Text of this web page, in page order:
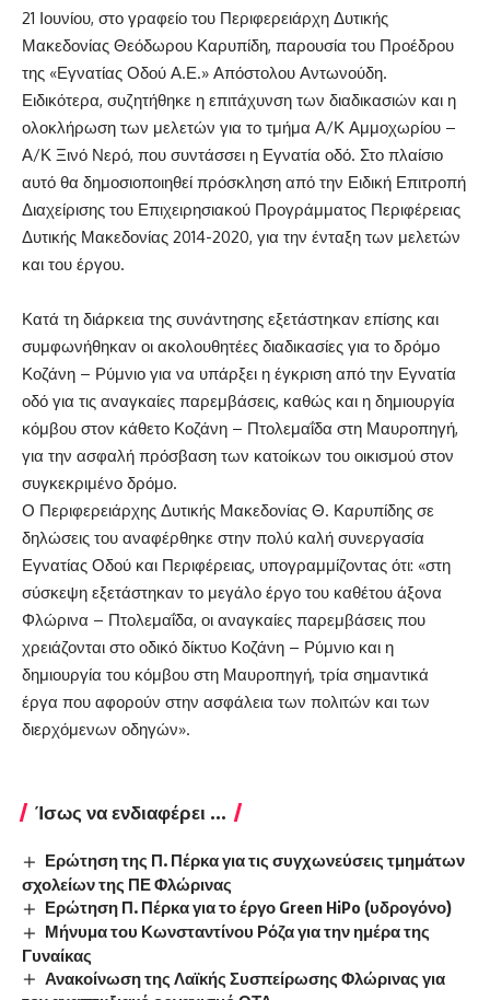
21 Ιουνίου, στο γραφείο του Περιφερειάρχη Δυτικής
Μακεδονίας Θεόδωρου Καρυπίδη, παρουσία του Προέδρου
της «Εγνατίας Οδού Α.Ε.» Απόστολου Αντωνούδη.
Ειδικότερα, συζητήθηκε η επιτάχυνση των διαδικασιών και η
ολοκλήρωση των μελετών για το τμήμα Α/Κ Αμμοχωρίου –
Α/Κ Ξινό Νερό, που συντάσσει η Εγνατία οδό. Στο πλαίσιο
αυτό θα δημοσιοποιηθεί πρόσκληση από την Ειδική Επιτροπή
Διαχείρισης του Επιχειρησιακού Προγράμματος Περιφέρειας
Δυτικής Μακεδονίας 2014-2020, για την ένταξη των μελετών
και του έργου.
Κατά τη διάρκεια της συνάντησης εξετάστηκαν επίσης και
συμφωνήθηκαν οι ακολουθητέες διαδικασίες για το δρόμο
Κοζάνη – Ρύμνιο για να υπάρξει η έγκριση από την Εγνατία
οδό για τις αναγκαίες παρεμβάσεις, καθώς και η δημιουργία
κόμβου στον κάθετο Κοζάνη – Πτολεμαΐδα στη Μαυροπηγή,
για την ασφαλή πρόσβαση των κατοίκων του οικισμού στον
συγκεκριμένο δρόμο.
Ο Περιφερειάρχης Δυτικής Μακεδονίας Θ. Καρυπίδης σε
δηλώσεις του αναφέρθηκε στην πολύ καλή συνεργασία
Εγνατίας Οδού και Περιφέρειας, υπογραμμίζοντας ότι: «στη
σύσκεψη εξετάστηκαν το μεγάλο έργο του καθέτου άξονα
Φλώρινα – Πτολεμαΐδα, οι αναγκαίες παρεμβάσεις που
χρειάζονται στο οδικό δίκτυο Κοζάνη – Ρύμνιο και η
δημιουργία του κόμβου στη Μαυροπηγή, τρία σημαντικά
έργα που αφορούν στην ασφάλεια των πολιτών και των
διερχόμενων οδηγών».
Ίσως να ενδιαφέρει ...
Ερώτηση της Π. Πέρκα για τις συγχωνεύσεις τμημάτων
σχολείων της ΠΕ Φλώρινας
Ερώτηση Π. Πέρκα για το έργο Green HiPo (υδρογόνο)
Μήνυμα του Κωνσταντίνου Ρόζα για την ημέρα της
Γυναίκας
Ανακοίνωση της Λαϊκής Συσπείρωσης Φλώρινας για